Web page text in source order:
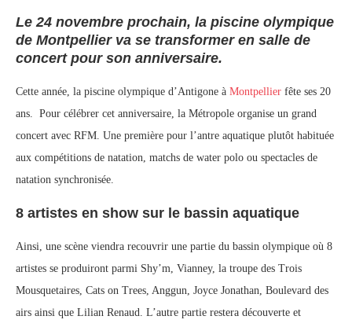
Le 24 novembre prochain, la piscine olympique
de Montpellier va se transformer en salle de
concert pour son anniversaire.
Cette année, la piscine olympique d’Antigone à Montpellier fête ses 20
ans. Pour célébrer cet anniversaire, la Métropole organise un grand
concert avec RFM. Une première pour l’antre aquatique plutôt habituée
aux compétitions de natation, matchs de water polo ou spectacles de
natation synchronisée.
8 artistes en show sur le bassin aquatique
Ainsi, une scène viendra recouvrir une partie du bassin olympique où 8
artistes se produiront parmi Shy’m, Vianney, la troupe des Trois
Mousquetaires, Cats on Trees, Anggun, Joyce Jonathan, Boulevard des
airs ainsi que Lilian Renaud. L’autre partie restera découverte et